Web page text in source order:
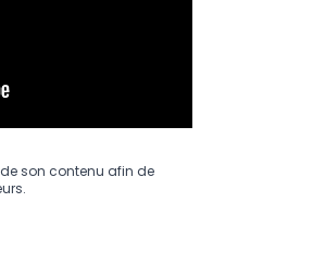
son contenu afin de